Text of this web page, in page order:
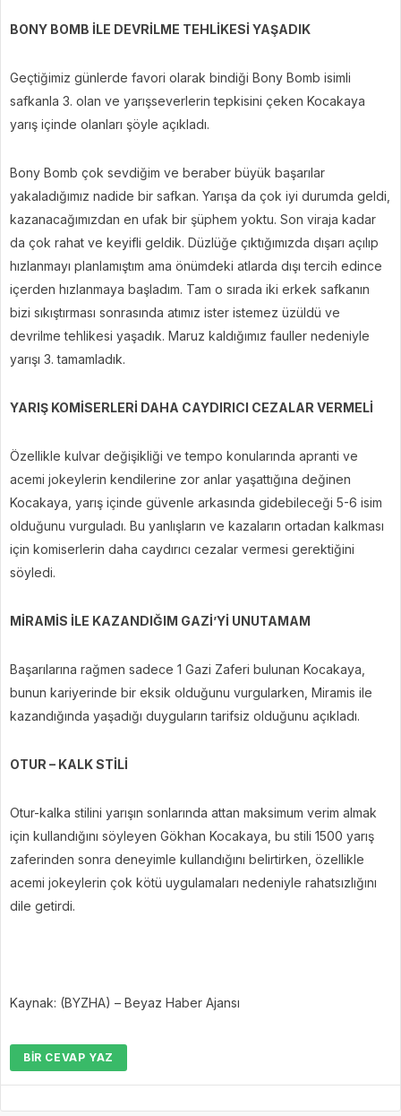
BONY BOMB İLE DEVRİLME TEHLİKESİ YAŞADIK
Geçtiğimiz günlerde favori olarak bindiği Bony Bomb isimli
safkanla 3. olan ve yarışseverlerin tepkisini çeken Kocakaya
yarış içinde olanları şöyle açıkladı.
Bony Bomb çok sevdiğim ve beraber büyük başarılar
yakaladığımız nadide bir safkan. Yarışa da çok iyi durumda geldi,
kazanacağımızdan en ufak bir şüphem yoktu. Son viraja kadar
da çok rahat ve keyifli geldik. Düzlüğe çıktığımızda dışarı açılıp
hızlanmayı planlamıştım ama önümdeki atlarda dışı tercih edince
içerden hızlanmaya başladım. Tam o sırada iki erkek safkanın
bizi sıkıştırması sonrasında atımız ister istemez üzüldü ve
devrilme tehlikesi yaşadık. Maruz kaldığımız fauller nedeniyle
yarışı 3. tamamladık.
YARIŞ KOMİSERLERİ DAHA CAYDIRICI CEZALAR VERMELİ
Özellikle kulvar değişikliği ve tempo konularında apranti ve
acemi jokeylerin kendilerine zor anlar yaşattığına değinen
Kocakaya, yarış içinde güvenle arkasında gidebileceği 5-6 isim
olduğunu vurguladı. Bu yanlışların ve kazaların ortadan kalkması
için komiserlerin daha caydırıcı cezalar vermesi gerektiğini
söyledi.
MİRAMİS İLE KAZANDIĞIM GAZİ’Yİ UNUTAMAM
Başarılarına rağmen sadece 1 Gazi Zaferi bulunan Kocakaya,
bunun kariyerinde bir eksik olduğunu vurgularken, Miramis ile
kazandığında yaşadığı duyguların tarifsiz olduğunu açıkladı.
OTUR – KALK STİLİ
Otur-kalka stilini yarışın sonlarında attan maksimum verim almak
için kullandığını söyleyen Gökhan Kocakaya, bu stili 1500 yarış
zaferinden sonra deneyimle kullandığını belirtirken, özellikle
acemi jokeylerin çok kötü uygulamaları nedeniyle rahatsızlığını
dile getirdi.
Kaynak: (BYZHA) – Beyaz Haber Ajansı
BIR CEVAP YAZ